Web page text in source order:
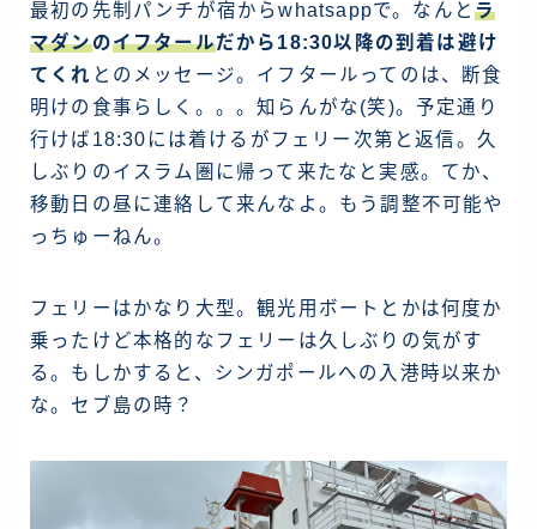
最初の先制パンチが宿からwhatsappで。なんと ラ
マダンのイフタールだから18:30以降の到着は避け
てくれ とのメッセージ。イフタールってのは、断食
明けの食事らしく。。。知らんがな(笑)。予定通り
行けば18:30には着けるがフェリー次第と返信。久
しぶりのイスラム圏に帰って来たなと実感。てか、
移動日の昼に連絡して来んなよ。もう調整不可能や
っちゅーねん。
フェリーはかなり大型。観光用ボートとかは何度か
乗ったけど本格的なフェリーは久しぶりの気がす
る。もしかすると、シンガポールへの入港時以来か
な。セブ島の時？